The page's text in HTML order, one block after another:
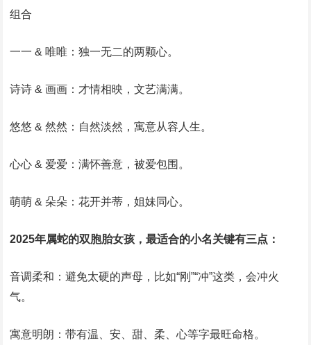
组合
一一 & 唯唯：独一无二的两颗心。
诗诗 & 画画：才情相映，文艺满满。
悠悠 & 然然：自然淡然，寓意从容人生。
心心 & 爱爱：满怀善意，被爱包围。
萌萌 & 朵朵：花开并蒂，姐妹同心。
2025年属蛇的双胞胎女孩，最适合的小名关键有三点：
音调柔和：避免太硬的声母，比如“刚”“冲”这类，会冲火
气。
寓意明朗：带有温、安、甜、柔、心等字最旺命格。